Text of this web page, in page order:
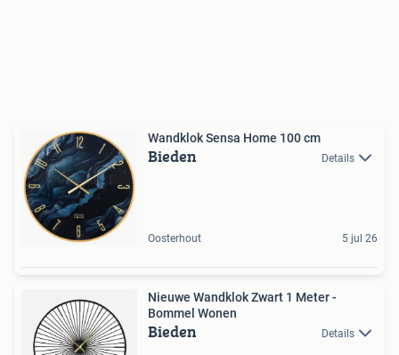
Wandklok Sensa Home 100 cm
Bieden Details
Oosterhout 5 jul 26
Nieuwe Wandklok Zwart 1 Meter -
Bommel Wonen
Bieden Details